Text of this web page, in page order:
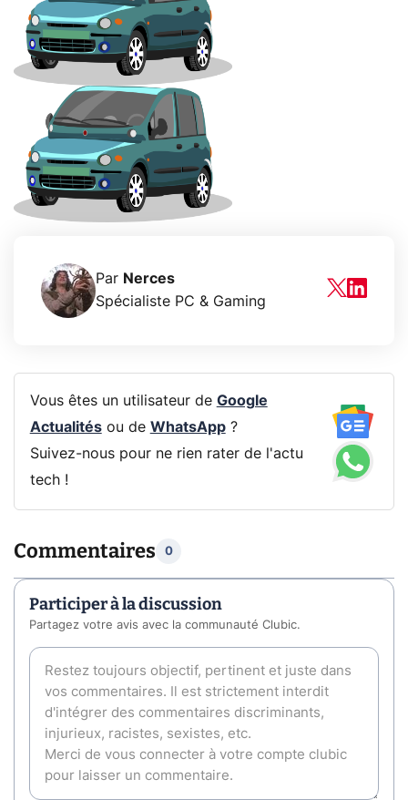
Par Nerces
Spécialiste PC & Gaming
Vous êtes un utilisateur de Google
Actualitésou de WhatsApp?
Suivez-nous pour ne rien rater de l'actu
tech !
Commentaires 0
Participer à la discussion
Partagez votre avis avec la communauté Clubic.